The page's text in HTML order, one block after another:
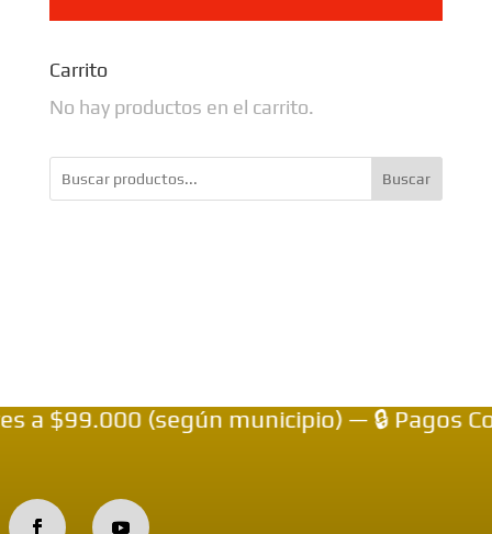
Carrito
No hay productos en el carrito.
Buscar
a $99.000 (según municipio) — 🔒 Pagos